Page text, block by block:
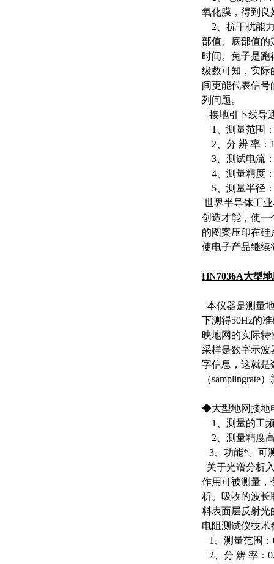
氧化膜，得到良
2、抗干扰能
部值、底部值的
时间。兔子是
级数可知，实际
间更能代表信
列问题。
接地引下线导
1、测量范围
2、分 辨 率：
3、测试电流
4、测量精度
5、测量半径
世界半导体工
创造才能，使一
的图案压印在硅
使电子产品继续
HN7036A大型
本仪器是测量
下测得50Hz的
映地网的实际特
采样是数字示波
字信息，这就是
（samplingrate
◆大型地网接地
1、测量的工频
2、测量精度
3、功能*。可
关于光谱分析
作用可被测量，
析。吸收的波
料表面层反射光
电阻测试仪技术
1、测量范围
2、分 辨 率：